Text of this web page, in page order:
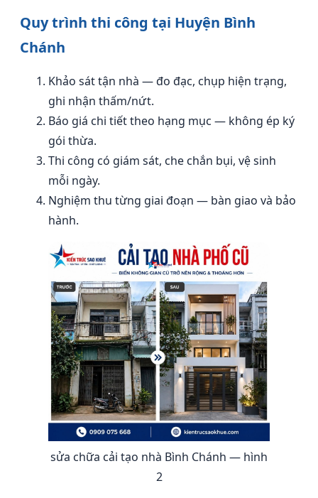
Quy trình thi công tại Huyện Bình
Chánh
Khảo sát tận nhà — đo đạc, chụp hiện trạng,
ghi nhận thấm/nứt.
Báo giá chi tiết theo hạng mục — không ép ký
gói thừa.
Thi công có giám sát, che chắn bụi, vệ sinh
mỗi ngày.
Nghiệm thu từng giai đoạn — bàn giao và bảo
hành.
sửa chữa cải tạo nhà Bình Chánh — hình
2